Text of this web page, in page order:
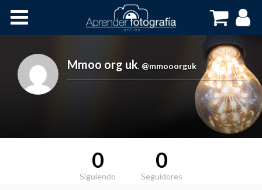
Cursos OnLine
Mmoo org uk, @mmooorguk
0
Siguiendo
0
Seguidores